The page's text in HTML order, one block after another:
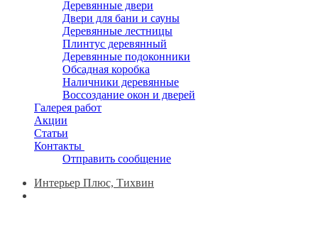
Деревянные двери
Двери для бани и сауны
Деревянные лестницы
Плинтус деревянный
Деревянные подоконники
Обсадная коробка
Наличники деревянные
Воссоздание окон и дверей
Галерея работ
Акции
Статьи
Контакты
Отправить сообщение
Интерьер Плюс, Тихвин